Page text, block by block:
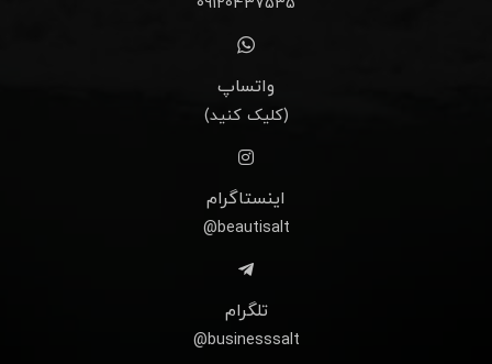
واتساپ
(کلیک کنید)
اینستاگرام
beautisalt@
تلگرام
businesssalt@